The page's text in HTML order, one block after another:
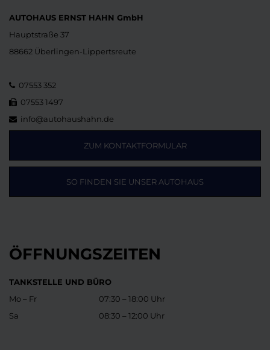
AUTOHAUS ERNST HAHN GmbH
Hauptstraße 37
88662 Überlingen-Lippertsreute
07553 352
07553 1497
info@autohaushahn.de
ZUM KONTAKTFORMULAR
SO FINDEN SIE UNSER AUTOHAUS
ÖFFNUNGSZEITEN
TANKSTELLE UND BÜRO
Mo – Fr
Sa
07:30 – 18:00 Uhr
08:30 – 12:00 Uhr